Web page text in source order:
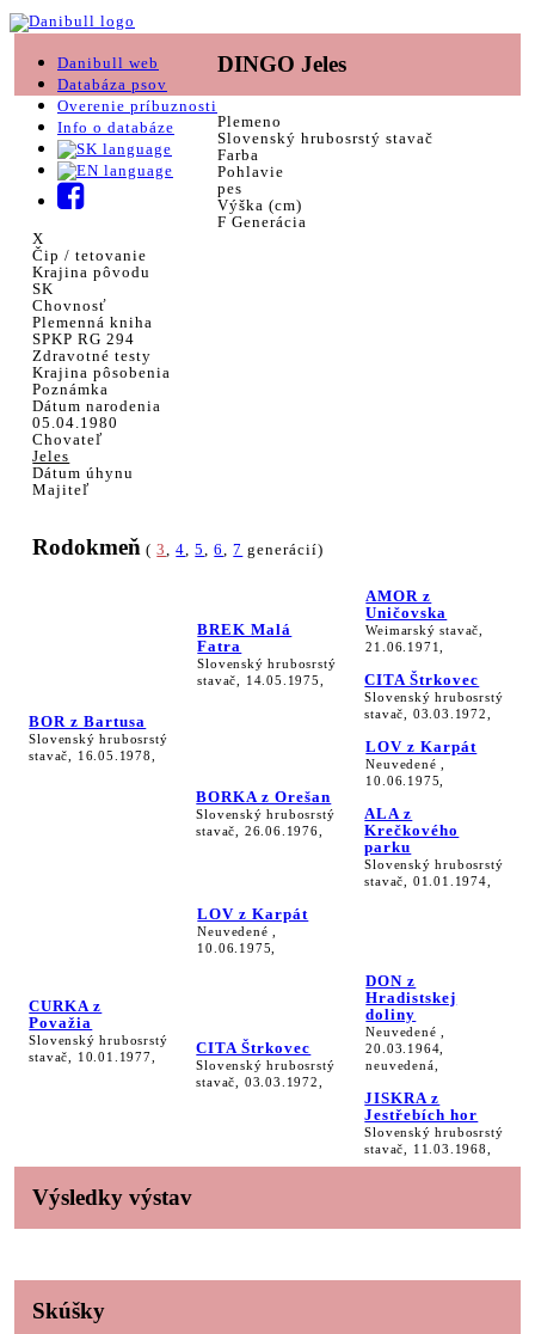
Danibull web
Databáza psov
Overenie príbuznosti
Info o databáze
DINGO Jeles
Plemeno
Slovenský hrubosrstý stavač
Farba
Pohlavie
pes
Výška (cm)
F Generácia
X
Čip / tetovanie
Krajina pôvodu
SK
Chovnosť
Plemenná kniha
SPKP RG 294
Zdravotné testy
Krajina pôsobenia
Poznámka
Dátum narodenia
05.04.1980
Chovateľ
Jeles
Dátum úhynu
Majiteľ
Rodokmeň (3,4,5,6,7 generácií)
BOR z Bartusa
Slovenský hrubosrstý
stavač, 16.05.1978,
BREK Malá
Fatra
Slovenský hrubosrstý
stavač, 14.05.1975,
AMOR z
Uničovska
Weimarský stavač,
21.06.1971,
CITA Štrkovec
Slovenský hrubosrstý
stavač, 03.03.1972,
BORKA z Orešan
Slovenský hrubosrstý
stavač, 26.06.1976,
LOV z Karpát
Neuvedené ,
10.06.1975,
ALA z
Krečkového
parku
Slovenský hrubosrstý
stavač, 01.01.1974,
CURKA z
Považia
Slovenský hrubosrstý
stavač, 10.01.1977,
LOV z Karpát
Neuvedené ,
10.06.1975,
CITA Štrkovec
Slovenský hrubosrstý
stavač, 03.03.1972,
DON z
Hradistskej
doliny
Neuvedené ,
20.03.1964,
neuvedená,
JISKRA z
Jestřebích hor
Slovenský hrubosrstý
stavač, 11.03.1968,
Výsledky výstav
Skúšky